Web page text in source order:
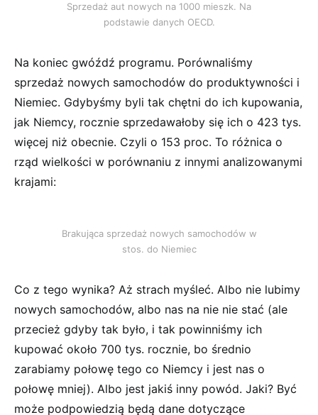
Sprzedaż aut nowych na 1000 mieszk. Na
podstawie danych OECD.
Na koniec gwóźdź programu. Porównaliśmy
sprzedaż nowych samochodów do produktywności i
Niemiec. Gdybyśmy byli tak chętni do ich kupowania,
jak Niemcy, rocznie sprzedawałoby się ich o 423 tys.
więcej niż obecnie. Czyli o 153 proc. To różnica o
rząd wielkości w porównaniu z innymi analizowanymi
krajami:
Brakująca sprzedaż nowych samochodów w
stos. do Niemiec
Co z tego wynika? Aż strach myśleć. Albo nie lubimy
nowych samochodów, albo nas na nie nie stać (ale
przecież gdyby tak było, i tak powinniśmy ich
kupować około 700 tys. rocznie, bo średnio
zarabiamy połowę tego co Niemcy i jest nas o
połowę mniej). Albo jest jakiś inny powód. Jaki? Być
może podpowiedzią będą dane dotyczące